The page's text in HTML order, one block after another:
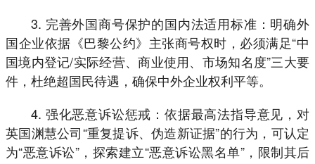
3. 完善外国商号保护的国内法适用标准：明确外
国企业依据《巴黎公约》主张商号权时，必须满足“中
国境内登记/实际经营、商业使用、市场知名度”三大要
件，杜绝超国民待遇，确保中外企业权利平等。
4. 强化恶意诉讼惩戒：依据最高法指导意见，对
英国渊慧公司“重复提诉、伪造新证据”的行为，可认定
为“恶意诉讼”，探索建立“恶意诉讼黑名单”，限制其后